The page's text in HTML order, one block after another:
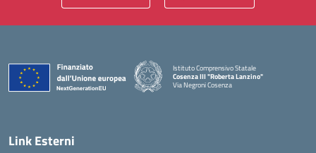
Istituto Comprensivo Statale
Cosenza III "Roberta Lanzino"
Via Negroni Cosenza
— Visita la pagina iniziale della scuola
Link Esterni